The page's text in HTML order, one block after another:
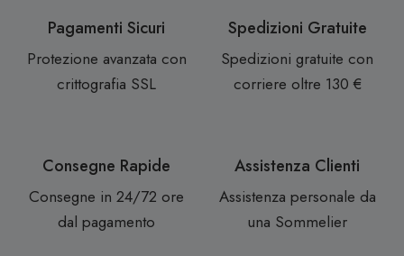
Pagamenti Sicuri
Protezione avanzata con
crittografia SSL
Spedizioni Gratuite
Spedizioni gratuite con
corriere oltre 130 €
Consegne Rapide
Consegne in 24/72 ore
dal pagamento
Assistenza Clienti
Assistenza personale da
una Sommelier